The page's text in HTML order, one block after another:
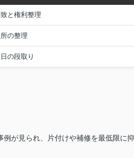
と権利整理
の整理
の段取り
が見られ、片付けや補修を最低限に抑